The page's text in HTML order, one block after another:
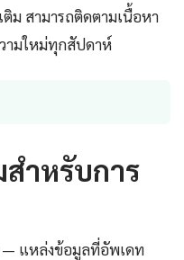
ม สามารถติดตามเนื้อหา
ามใหม่ทุกสัปดาห์
ำหรับการ
— แหล่งข้อมูลที่อัพเดท